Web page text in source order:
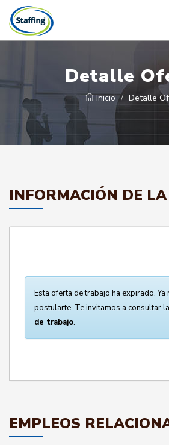
Detalle
Inicio Detalle
INFORMACIÓN DE
Esta oferta de trabajo ha expirado. Ya
postularte. Te invitamos a consultar
de trabajo.
EMPLEOS